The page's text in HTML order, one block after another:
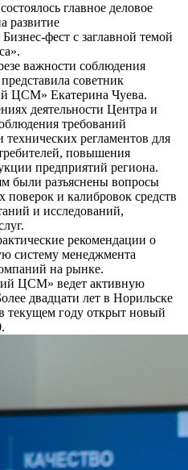
главное деловое
развитие
фест с заглавной темой
важности соблюдения
советник
ЦСМ» Екатерина Чуева.
деятельности Центра и
требований
технических регламентов для
повышения
предприятий региона.
были разъяснены вопросы
поверок и калибровок средств
и исследований,
рекомендации о
систему менеджмента
на рынке.
ЦСМ» ведет активную
двадцати лет в Норильске
текущем году открыт новый